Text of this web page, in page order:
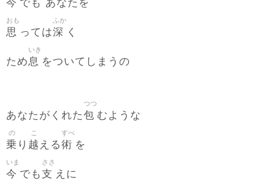
今 でも あなたを
思
おも
っては深
ふか
く
ため息
いき
をついてしまうの
あなたがくれた包
つつ
むような
乗
の
り 越
こ
える術
すべ
を
今
いま
でも支
ささ
えに